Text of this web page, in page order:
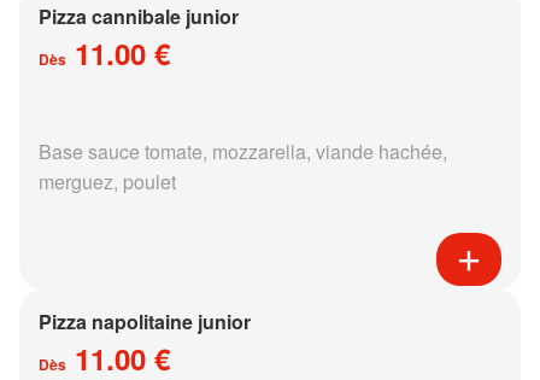
Pizza cannibale junior
Dès 11.00 €
Base sauce tomate, mozzarella, viande hachée,
merguez, poulet
Pizza napolitaine junior
Dès 11.00 €